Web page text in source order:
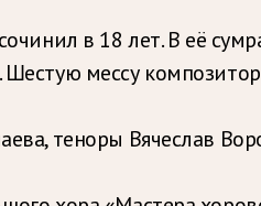
в 18 лет. В её
мессу
теноры Вячеслав